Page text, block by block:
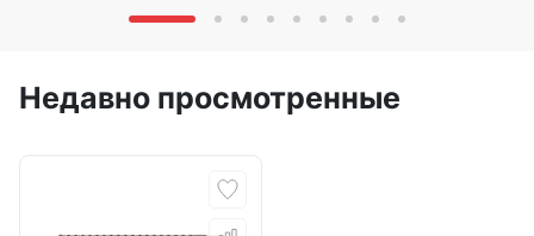
Недавно просмотренные